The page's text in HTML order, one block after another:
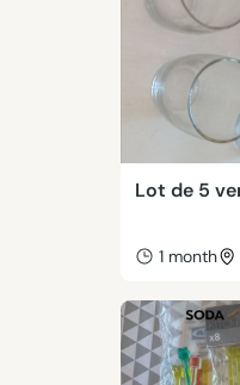
Lot de 5
1 month